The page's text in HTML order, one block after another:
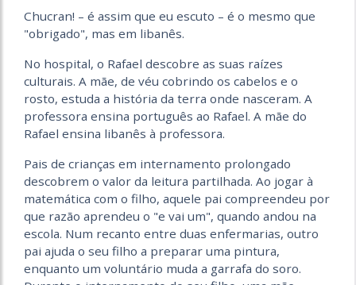
Chucran! – é assim que eu escuto – é o mesmo que
"obrigado", mas em libanês.
No hospital, o Rafael descobre as suas raízes
culturais. A mãe, de véu cobrindo os cabelos e o
rosto, estuda a história da terra onde nasceram. A
professora ensina português ao Rafael. A mãe do
Rafael ensina libanês à professora.
Pais de crianças em internamento prolongado
descobrem o valor da leitura partilhada. Ao jogar à
matemática com o filho, aquele pai compreendeu por
que razão aprendeu o "e vai um", quando andou na
escola. Num recanto entre duas enfermarias, outro
pai ajuda o seu filho a preparar uma pintura,
enquanto um voluntário muda a garrafa do soro.